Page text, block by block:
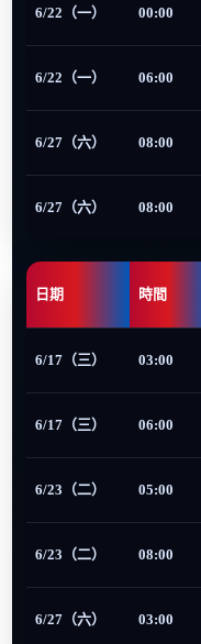
6/22（一） 00:00
6/22（一） 06:00
6/27（六） 08:00
6/27（六） 08:00
日期 時間
6/17（三） 03:00
6/17（三） 06:00
6/23（二） 05:00
6/23（二） 08:00
6/27（六） 03:00